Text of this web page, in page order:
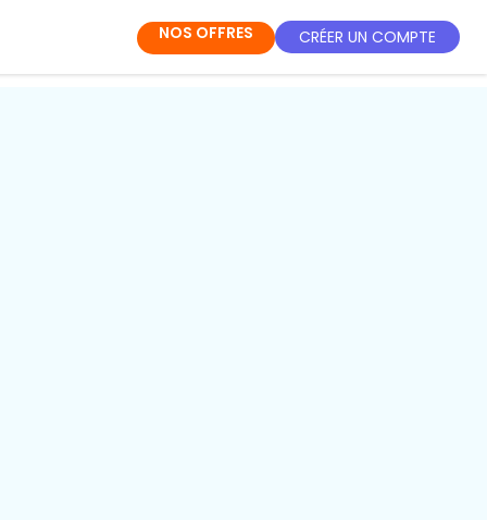
NOS OFFRES CRÉER UN COMPTE